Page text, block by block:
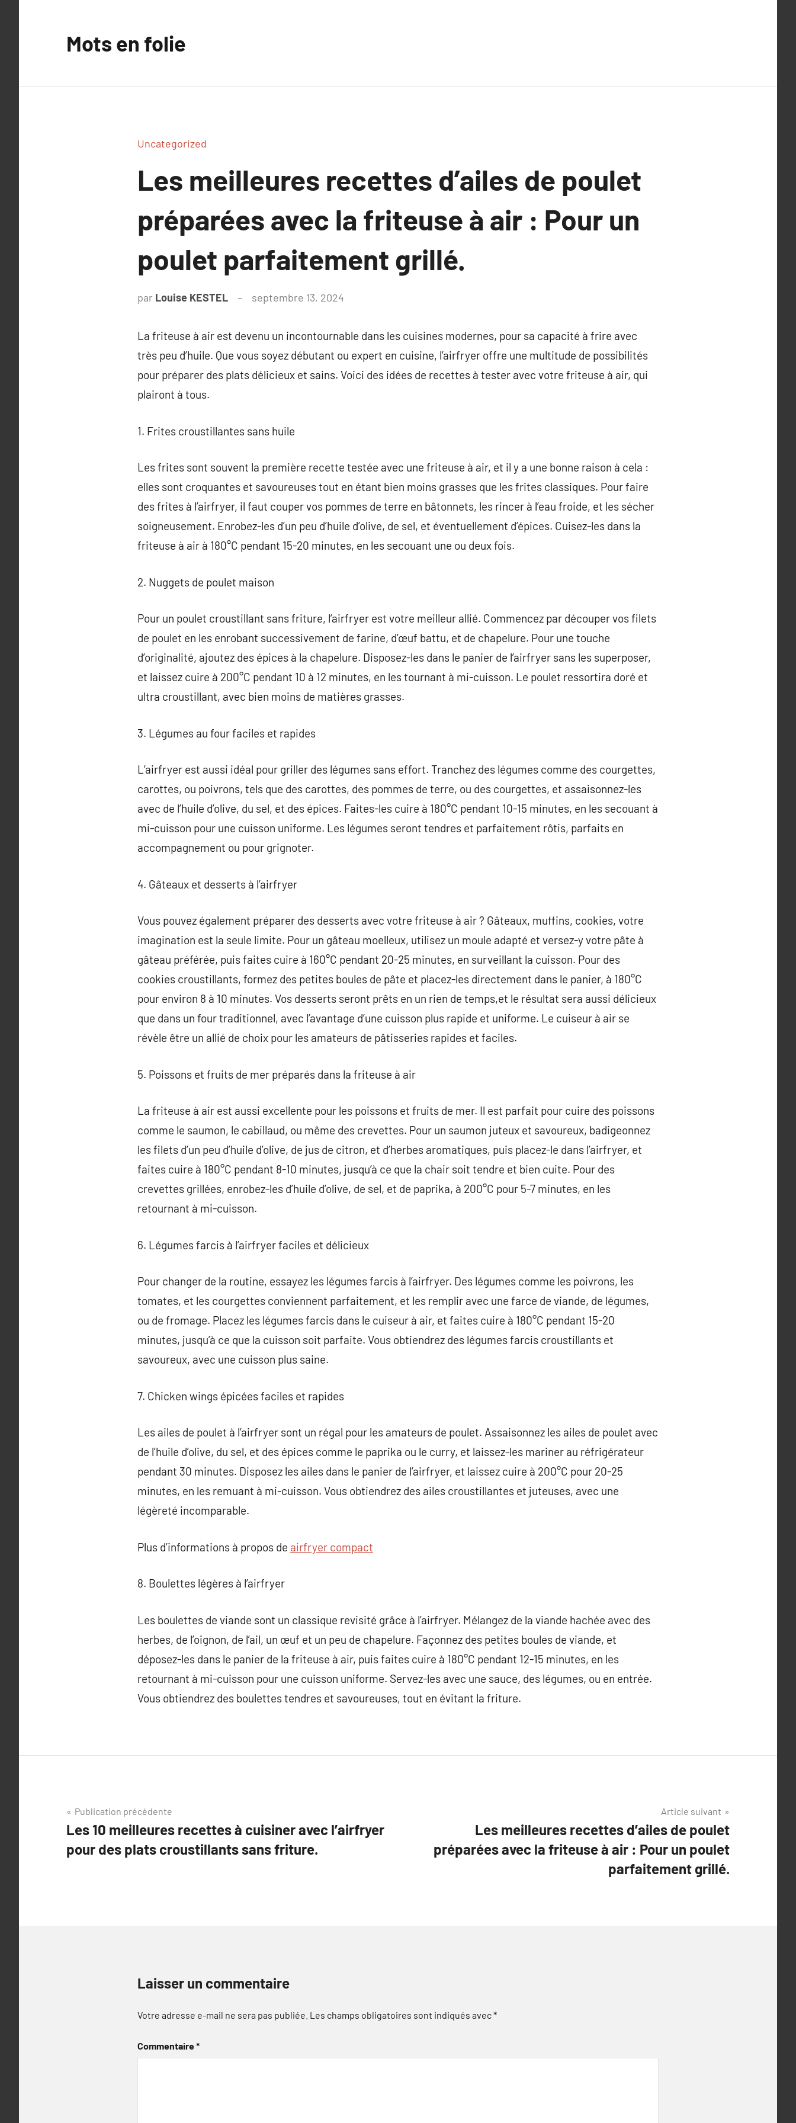
Mots en folie
Uncategorized
Les meilleures recettes d’ailes de poulet
préparées avec la friteuse à air : Pour un
poulet parfaitement grillé.
par Louise KESTEL septembre 13, 2024
La friteuse à air est devenu un incontournable dans les cuisines modernes, pour sa capacité à frire avec
très peu d’huile. Que vous soyez débutant ou expert en cuisine, l’airfryer offre une multitude de possibilités
pour préparer des plats délicieux et sains. Voici des idées de recettes à tester avec votre friteuse à air, qui
plairont à tous.
1. Frites croustillantes sans huile
Les frites sont souvent la première recette testée avec une friteuse à air, et il y a une bonne raison à cela :
elles sont croquantes et savoureuses tout en étant bien moins grasses que les frites classiques. Pour faire
des frites à l’airfryer, il faut couper vos pommes de terre en bâtonnets, les rincer à l’eau froide, et les sécher
soigneusement. Enrobez-les d’un peu d’huile d’olive, de sel, et éventuellement d’épices. Cuisez-les dans la
friteuse à air à 180°C pendant 15-20 minutes, en les secouant une ou deux fois.
2. Nuggets de poulet maison
Pour un poulet croustillant sans friture, l’airfryer est votre meilleur allié. Commencez par découper vos filets
de poulet en les enrobant successivement de farine, d’œuf battu, et de chapelure. Pour une touche
d’originalité, ajoutez des épices à la chapelure. Disposez-les dans le panier de l’airfryer sans les superposer,
et laissez cuire à 200°C pendant 10 à 12 minutes, en les tournant à mi-cuisson. Le poulet ressortira doré et
ultra croustillant, avec bien moins de matières grasses.
3. Légumes au four faciles et rapides
L’airfryer est aussi idéal pour griller des légumes sans effort. Tranchez des légumes comme des courgettes,
carottes, ou poivrons, tels que des carottes, des pommes de terre, ou des courgettes, et assaisonnez-les
avec de l’huile d’olive, du sel, et des épices. Faites-les cuire à 180°C pendant 10-15 minutes, en les secouant à
mi-cuisson pour une cuisson uniforme. Les légumes seront tendres et parfaitement rôtis, parfaits en
accompagnement ou pour grignoter.
4. Gâteaux et desserts à l’airfryer
Vous pouvez également préparer des desserts avec votre friteuse à air ? Gâteaux, muffins, cookies, votre
imagination est la seule limite. Pour un gâteau moelleux, utilisez un moule adapté et versez-y votre pâte à
gâteau préférée, puis faites cuire à 160°C pendant 20-25 minutes, en surveillant la cuisson. Pour des
cookies croustillants, formez des petites boules de pâte et placez-les directement dans le panier, à 180°C
pour environ 8 à 10 minutes. Vos desserts seront prêts en un rien de temps,et le résultat sera aussi délicieux
que dans un four traditionnel, avec l’avantage d’une cuisson plus rapide et uniforme. Le cuiseur à air se
révèle être un allié de choix pour les amateurs de pâtisseries rapides et faciles.
5. Poissons et fruits de mer préparés dans la friteuse à air
La friteuse à air est aussi excellente pour les poissons et fruits de mer. Il est parfait pour cuire des poissons
comme le saumon, le cabillaud, ou même des crevettes. Pour un saumon juteux et savoureux, badigeonnez
les filets d’un peu d’huile d’olive, de jus de citron, et d’herbes aromatiques, puis placez-le dans l’airfryer, et
faites cuire à 180°C pendant 8-10 minutes, jusqu’à ce que la chair soit tendre et bien cuite. Pour des
crevettes grillées, enrobez-les d’huile d’olive, de sel, et de paprika, à 200°C pour 5-7 minutes, en les
retournant à mi-cuisson.
6. Légumes farcis à l’airfryer faciles et délicieux
Pour changer de la routine, essayez les légumes farcis à l’airfryer. Des légumes comme les poivrons, les
tomates, et les courgettes conviennent parfaitement, et les remplir avec une farce de viande, de légumes,
ou de fromage. Placez les légumes farcis dans le cuiseur à air, et faites cuire à 180°C pendant 15-20
minutes, jusqu’à ce que la cuisson soit parfaite. Vous obtiendrez des légumes farcis croustillants et
savoureux, avec une cuisson plus saine.
7. Chicken wings épicées faciles et rapides
Les ailes de poulet à l’airfryer sont un régal pour les amateurs de poulet. Assaisonnez les ailes de poulet avec
de l’huile d’olive, du sel, et des épices comme le paprika ou le curry, et laissez-les mariner au réfrigérateur
pendant 30 minutes. Disposez les ailes dans le panier de l’airfryer, et laissez cuire à 200°C pour 20-25
minutes, en les remuant à mi-cuisson. Vous obtiendrez des ailes croustillantes et juteuses, avec une
légèreté incomparable.
Plus d’informations à propos de airfryer compact
8. Boulettes légères à l’airfryer
Les boulettes de viande sont un classique revisité grâce à l’airfryer. Mélangez de la viande hachée avec des
herbes, de l’oignon, de l’ail, un œuf et un peu de chapelure. Façonnez des petites boules de viande, et
déposez-les dans le panier de la friteuse à air, puis faites cuire à 180°C pendant 12-15 minutes, en les
retournant à mi-cuisson pour une cuisson uniforme. Servez-les avec une sauce, des légumes, ou en entrée.
Vous obtiendrez des boulettes tendres et savoureuses, tout en évitant la friture.
Navigation
de
l’article
Publication précédente
Les 10 meilleures recettes à cuisiner avec l’airfryer
pour des plats croustillants sans friture.
Article suivant
Les meilleures recettes d’ailes de poulet
préparées avec la friteuse à air : Pour un poulet
parfaitement grillé.
Laisser un commentaire
Votre adresse e-mail ne sera pas publiée. Les champs obligatoires sont indiqués avec*
Commentaire*